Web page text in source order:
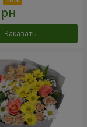
Заказать